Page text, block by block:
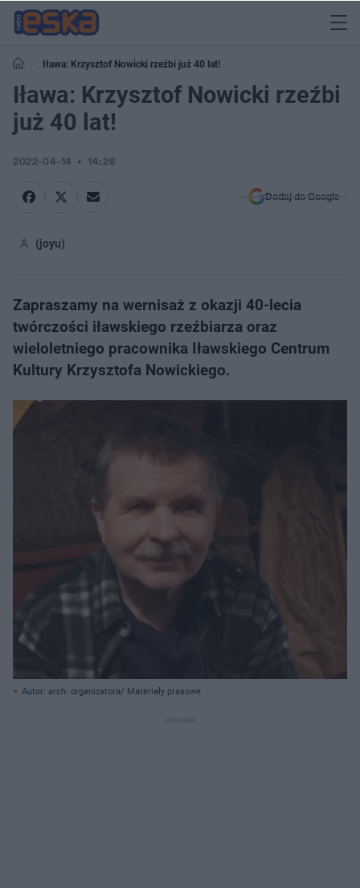
Iława: Krzysztof Nowicki rzeźbi już 40 lat!
Iława: Krzysztof Nowicki rzeźbi
już 40 lat!
2022-04-14 14:26
Dodaj do Google
(joyu)
Zapraszamy na wernisaż z okazji 40-lecia
twórczości iławskiego rzeźbiarza oraz
wieloletniego pracownika Iławskiego Centrum
Kultury Krzysztofa Nowickiego.
Autor: arch. organizatora/ Materiały prasowe